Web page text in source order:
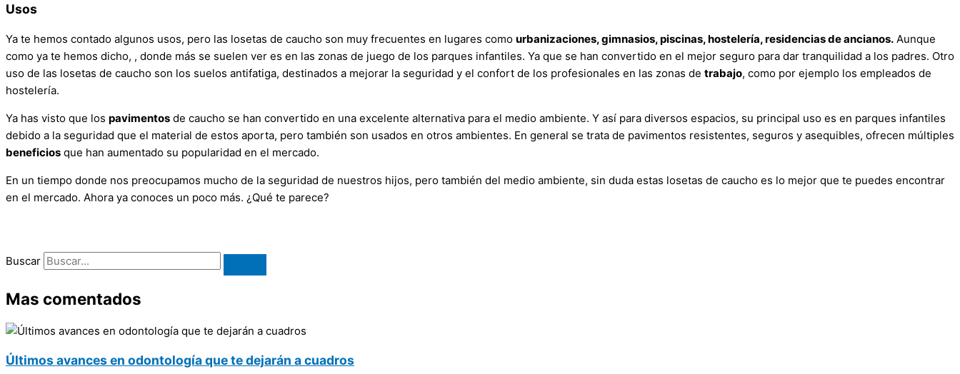
Usos
Ya te hemos contado algunos usos, pero las losetas de caucho son muy frecuentes en lugares como urbanizaciones, gimnasios, piscinas, hostelería, residencias de ancianos. Aunque
como ya te hemos dicho, , donde más se suelen ver es en las zonas de juego de los parques infantiles. Ya que se han convertido en el mejor seguro para dar tranquilidad a los padres. Otro
uso de las losetas de caucho son los suelos antifatiga, destinados a mejorar la seguridad y el confort de los profesionales en las zonas de trabajo, como por ejemplo los empleados de
hostelería.
Ya has visto que los pavimentos de caucho se han convertido en una excelente alternativa para el medio ambiente. Y así para diversos espacios, su principal uso es en parques infantiles
debido a la seguridad que el material de estos aporta, pero también son usados en otros ambientes. En general se trata de pavimentos resistentes, seguros y asequibles, ofrecen múltiples
beneficios que han aumentado su popularidad en el mercado.
En un tiempo donde nos preocupamos mucho de la seguridad de nuestros hijos, pero también del medio ambiente, sin duda estas losetas de caucho es lo mejor que te puedes encontrar
en el mercado. Ahora ya conoces un poco más. ¿Qué te parece?
Buscar
Mas comentados
Últimos avances en odontología que te dejarán a cuadros